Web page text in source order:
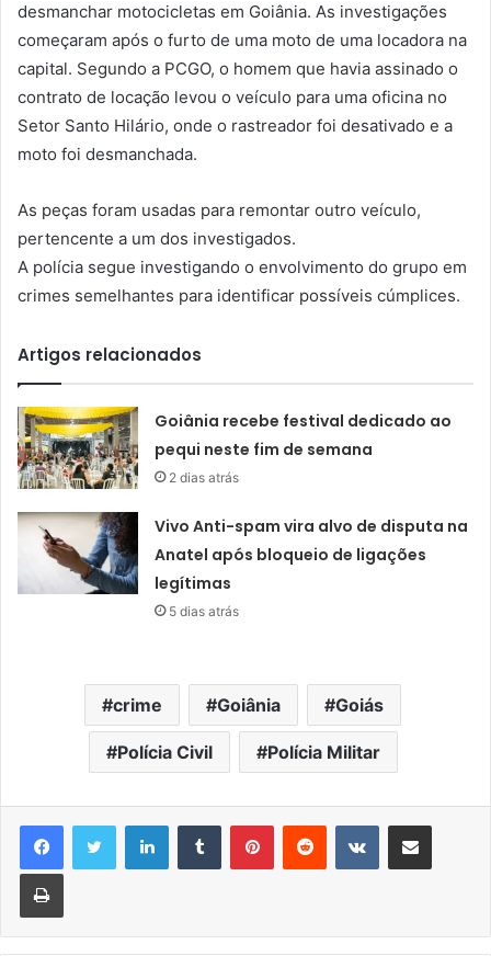
desmanchar motocicletas em Goiânia. As investigações
começaram após o furto de uma moto de uma locadora na
capital. Segundo a PCGO, o homem que havia assinado o
contrato de locação levou o veículo para uma oficina no
Setor Santo Hilário, onde o rastreador foi desativado e a
moto foi desmanchada.
As peças foram usadas para remontar outro veículo,
pertencente a um dos investigados.
A polícia segue investigando o envolvimento do grupo em
crimes semelhantes para identificar possíveis cúmplices.
Artigos relacionados
Goiânia recebe festival dedicado ao
pequi neste fim de semana
2 dias atrás
Vivo Anti-spam vira alvo de disputa na
Anatel após bloqueio de ligações
legítimas
5 dias atrás
crime Goiânia Goiás
Polícia Civil Polícia Militar
LinkedinTumblr PinterestReddit VK Compartilhar via e-mail
Imprimir